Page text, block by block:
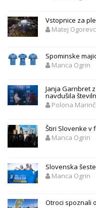
Vstopnice za
Matej Ogorevc
Spominske
Manca Ogrin
Janja Garnbret
navdušila
Polona
Štiri Slovenke v
Manca Ogrin
Slovenska
Manca Ogrin
Otroci spoznali